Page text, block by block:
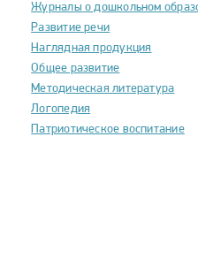
Журналы о дошкольном
Развитие речи
Наглядная продукция
Общее развитие
Методическая литература
Логопедия
Патриотическое воспитание